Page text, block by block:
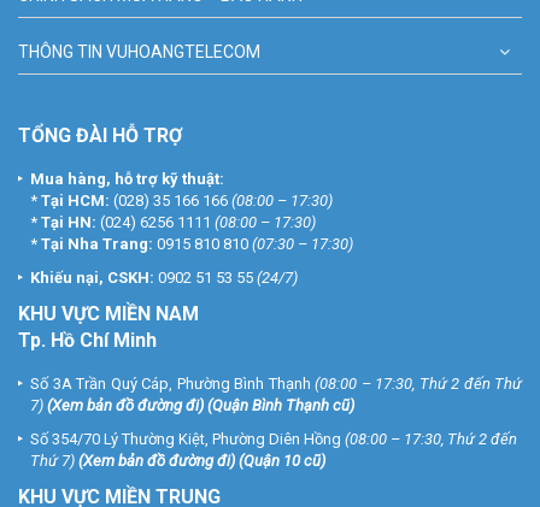
THÔNG TIN VUHOANGTELECOM
TỔNG ĐÀI HỖ TRỢ
Mua hàng, hỗ trợ kỹ thuật:
* Tại HCM: (028) 35 166 166 (08:00 – 17:30)
* Tại HN: (024) 6256 1111 (08:00 – 17:30)
* Tại Nha Trang: 0915 810 810 (07:30 – 17:30)
Khiếu nại, CSKH: 0902 51 53 55 (24/7)
KHU VỰC MIỀN NAM
Tp. Hồ Chí Minh
Số 3A Trần Quý Cáp, Phường Bình Thạnh (08:00 – 17:30, Thứ 2 đến Thứ
7) (Xem bản đồ đường đi) (Quận Bình Thạnh cũ)
Số 354/70 Lý Thường Kiệt, Phường Diên Hồng (08:00 – 17:30, Thứ 2 đến
Thứ 7) (Xem bản đồ đường đi) (Quận 10 cũ)
KHU VỰC MIỀN TRUNG